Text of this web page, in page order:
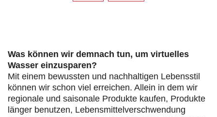
Was können wir demnach tun, um virtuelles
Wasser einzusparen?
Mit einem bewussten und nachhaltigen Lebensstil
können wir schon viel erreichen. Allein in dem wir
regionale und saisonale Produkte kaufen, Produkte
länger benutzen, Lebensmittelverschwendung